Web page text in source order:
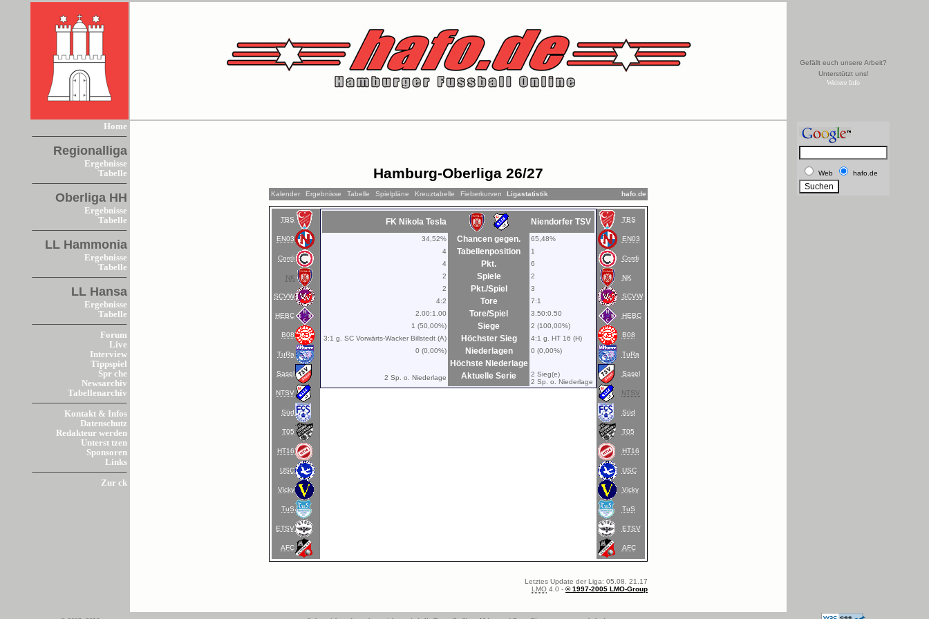
Gefällt euch unsere Arbeit?
Unterstützt uns!
Weitere Info
Home
Regionalliga
Ergebnisse
Tabelle
Oberliga HH
Ergebnisse
Tabelle
LL Hammonia
Ergebnisse
Tabelle
LL Hansa
Ergebnisse
Tabelle
Forum
Live
Interview
Tippspiel
Spr che
Newsarchiv
Tabellenarchiv
Kontakt & Infos
Datenschutz
Redakteur werden
Unterst tzen
Sponsoren
Links
Zur ck
Hamburg-Oberliga 26/27
Kalender Ergebnisse Tabelle Spielpläne Kreuztabelle Fieberkurven Ligastatistik hafo.de
TBS
EN03
Cordi
NK
SCVW
HEBC
B08
TuRa
Sasel
NTSV
Süd
T05
HT16
USC
Vicky
TuS
ETSV
AFC
FK Nikola Tesla Niendorfer TSV
34,52% Chancen gegen.
65,48%
4
Tabellenposition
1
4
Pkt.
6
2
Spiele
2
2
Pkt./Spiel
3
4:2
Tore
7:1
2.00:1.00
Tore/Spiel
3.50:0.50
1 (50,00%)
Siege
2 (100,00%)
3:1 g. SC Vorwärts-Wacker Billstedt (A)
Höchster Sieg
4:1 g. HT 16 (H)
0 (0,00%)
Niederlagen 0 (0,00%)
Höchste Niederlage
2 Sp. o. Niederlage Aktuelle Serie
2 Sieg(e)
2 Sp. o. Niederlage
TBS
EN03
Cordi
NK
SCVW
HEBC
B08
TuRa
Sasel
NTSV
Süd
T05
HT16
USC
Vicky
TuS
ETSV
AFC
Letztes Update der Liga: 05.08. 21.17
LMO 4.0 - © 1997-2005 LMO-Group
Web hafo.de